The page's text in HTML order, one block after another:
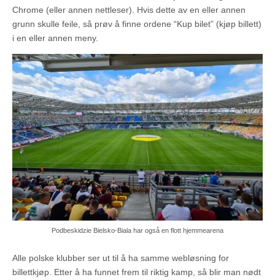
Chrome (eller annen nettleser). Hvis dette av en eller annen
grunn skulle feile, så prøv å finne ordene “Kup bilet” (kjøp billett)
i en eller annen meny.
Podbeskidzie Bielsko-Biala har også en flott hjemmearena
Alle polske klubber ser ut til å ha samme webløsning for
billettkjøp. Etter å ha funnet frem til riktig kamp, så blir man nødt